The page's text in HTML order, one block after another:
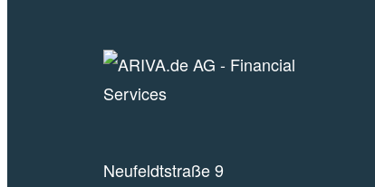
Neufeldtstraße 9